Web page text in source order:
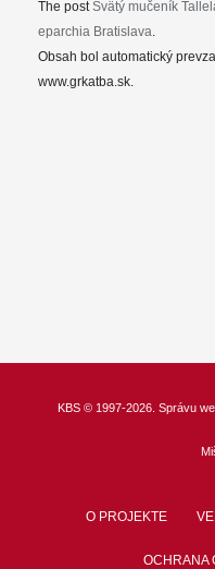
The postSvätý mučeník
eparchia Bratislava.
Obsah bol automatický
www.grkatba.sk.
KBS © 1997-2026. Správu
O PROJEKTE
OCHRANA